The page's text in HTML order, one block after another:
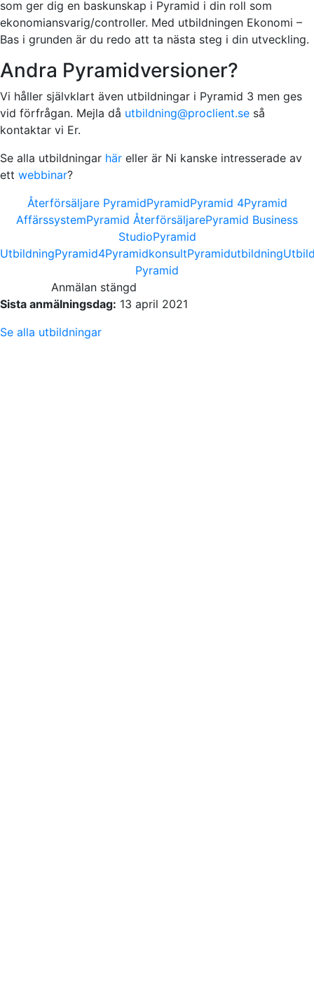
som ger dig en baskunskap i Pyramid i din roll som
ekonomiansvarig/controller. Med utbildningen Ekonomi –
Bas i grunden är du redo att ta nästa steg i din utveckling.
Andra Pyramidversioner?
Vi håller självklart även utbildningar i Pyramid 3 men ges
vid förfrågan. Mejla då utbildning@proclient.se så
kontaktar vi Er.
Se alla utbildningar här eller är Ni kanske intresserade av
ett webbinar?
Återförsäljare PyramidPyramidPyramid 4Pyramid
AffärssystemPyramid ÅterförsäljarePyramid Business
StudioPyramid
UtbildningPyramid4PyramidkonsultPyramidutbildning
Pyramid
Anmälan stängd
Sista anmälningsdag: 13 april 2021
Se alla utbildningar